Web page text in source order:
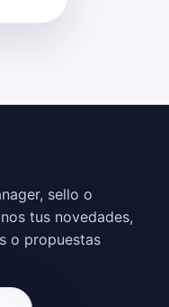
sello o
tus novedades,
o propuestas